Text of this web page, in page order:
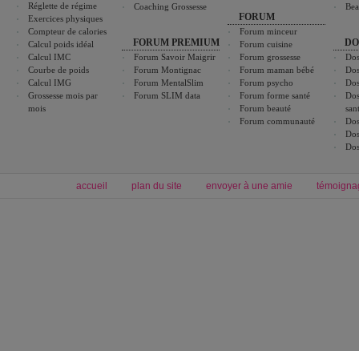
Réglette de régime
Exercices physiques
Compteur de calories
Calcul poids idéal
Calcul IMC
Courbe de poids
Calcul IMG
Grossesse mois par
mois
Coaching Grossesse
FORUM PREMIUM
Forum Savoir Maigrir
Forum Montignac
Forum MentalSlim
Forum SLIM data
FORUM
Forum minceur
Forum cuisine
Forum grossesse
Forum maman bébé
Forum psycho
Forum forme santé
Forum beauté
Forum communauté
accueil plan du site envoyer à une amie